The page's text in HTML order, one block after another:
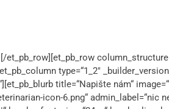
type=“1_2″
title=“Napište nám“
icon-6.png“ admin_label=“nic